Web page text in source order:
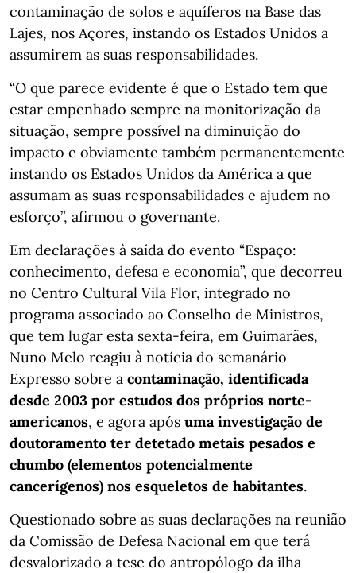
contaminação de solos e aquíferos na Base das
Lajes, nos Açores, instando os Estados Unidos a
assumirem as suas responsabilidades.
“O que parece evidente é que o Estado tem que
estar empenhado sempre na monitorização da
situação, sempre possível na diminuição do
impacto e obviamente também permanentemente
instando os Estados Unidos da América a que
assumam as suas responsabilidades e ajudem no
esforço”, afirmou o governante.
Em declarações à saída do evento “Espaço:
conhecimento, defesa e economia”, que decorreu
no Centro Cultural Vila Flor, integrado no
programa associado ao Conselho de Ministros,
que tem lugar esta sexta-feira, em Guimarães,
Nuno Melo reagiu à notícia do semanário
Expresso sobre a contaminação, identificada
desde 2003 por estudos dos próprios norte-
americanos, e agora após uma investigação de
doutoramento ter detetado metais pesados e
chumbo (elementos potencialmente
cancerígenos) nos esqueletos de habitantes.
Questionado sobre as suas declarações na reunião
da Comissão de Defesa Nacional em que terá
desvalorizado a tese do antropólogo da ilha